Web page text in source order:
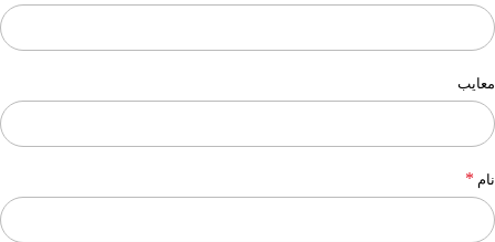
معایب
نام *